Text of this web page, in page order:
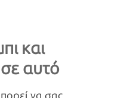
και
αυτό